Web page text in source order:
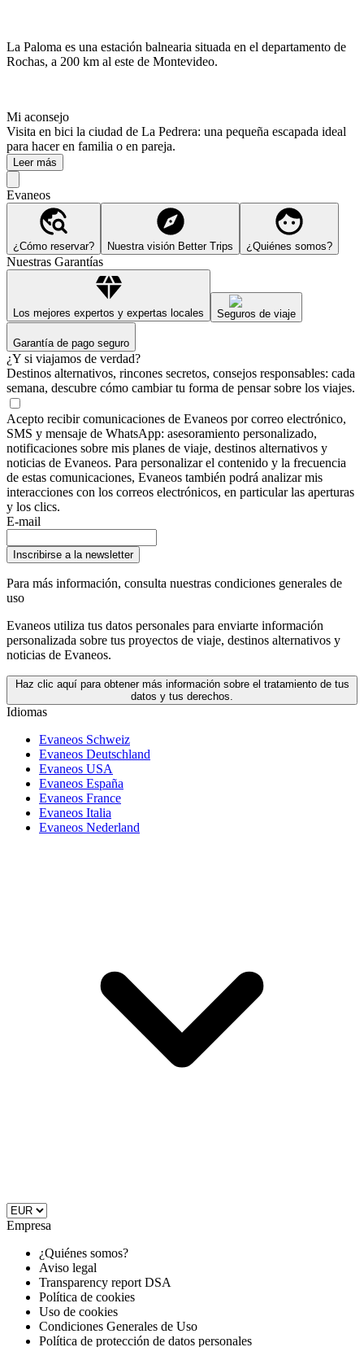
La Paloma es una estación balnearia situada en el departamento de
Rochas, a 200 km al este de Montevideo.
Mi aconsejo
Visita en bici la ciudad de La Pedrera: una pequeña escapada ideal
para hacer en familia o en pareja.
Leer más
Evaneos
¿Cómo reservar? Nuestra visión Better Trips ¿Quiénes somos?
Nuestras Garantías
Los mejores expertos y expertas locales Seguros de viaje
Garantía de pago seguro
¿Y si viajamos de verdad?
Destinos alternativos, rincones secretos, consejos responsables: cada
semana, descubre cómo cambiar tu forma de pensar sobre los viajes.
Acepto recibir comunicaciones de Evaneos por correo electrónico,
SMS y mensaje de WhatsApp: asesoramiento personalizado,
notificaciones sobre mis planes de viaje, destinos alternativos y
noticias de Evaneos. Para personalizar el contenido y la frecuencia
de estas comunicaciones, Evaneos también podrá analizar mis
interacciones con los correos electrónicos, en particular las aperturas
y los clics.
E-mail
Inscribirse a la newsletter
Para más información, consulta nuestras condiciones generales de
uso
Evaneos utiliza tus datos personales para enviarte información
personalizada sobre tus proyectos de viaje, destinos alternativos y
noticias de Evaneos.
Haz clic aquí para obtener más información sobre el tratamiento de tus
datos y tus derechos.
Idiomas
Evaneos Schweiz
Evaneos Deutschland
Evaneos USA
Evaneos España
Evaneos France
Evaneos Italia
Evaneos Nederland
Empresa
¿Quiénes somos?
Aviso legal
Transparency report DSA
Política de cookies
Uso de cookies
Condiciones Generales de Uso
Política de protección de datos personales